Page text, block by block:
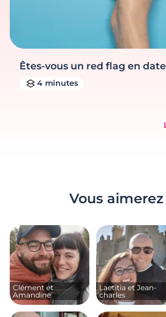
Êtes-vous un red flag en
4 minutes
Vous
Clément et
Amandine
Laetitia et Jean-
charles